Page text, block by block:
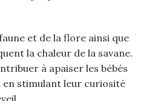
et de la flore ainsi que
la chaleur de la savane.
à apaiser les bébés
stimulant leur curiosité